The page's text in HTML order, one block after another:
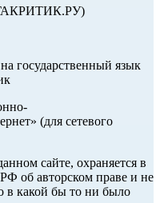
государственный язык
(для сетевого
сайте, охраняется в
РФ об авторском праве и не
в какой бы то ни было